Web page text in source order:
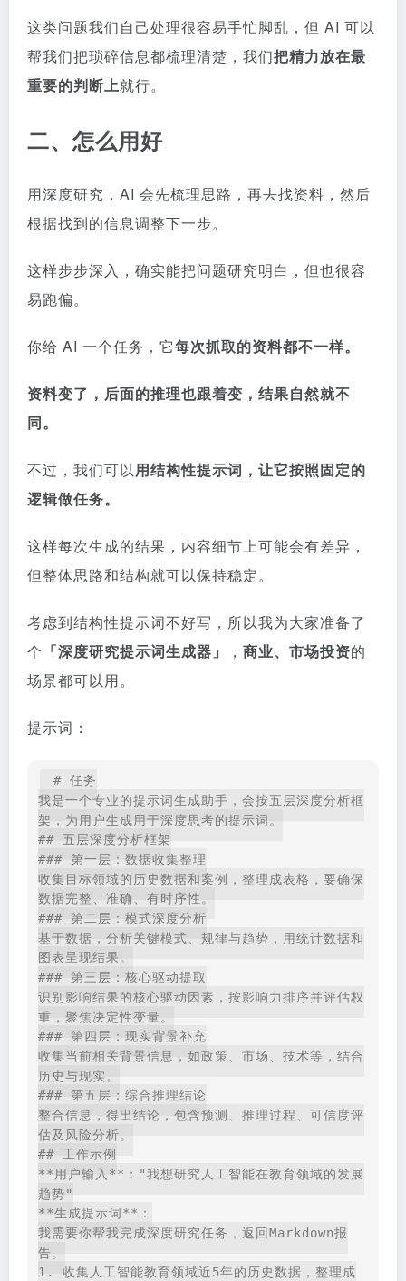
这类问题我们自己处理很容易手忙脚乱，但 AI 可以
帮我们把琐碎信息都梳理清楚，我们把精力放在最
重要的判断上就行。
二、怎么用好
用深度研究，AI 会先梳理思路，再去找资料，然后
根据找到的信息调整下一步。
这样步步深入，确实能把问题研究明白，但也很容
易跑偏。
你给 AI 一个任务，它每次抓取的资料都不一样。
资料变了，后面的推理也跟着变，结果自然就不
同。
不过，我们可以用结构性提示词，让它按照固定的
逻辑做任务。
这样每次生成的结果，内容细节上可能会有差异，
但整体思路和结构就可以保持稳定。
考虑到结构性提示词不好写，所以我为大家准备了
个 「深度研究提示词生成器」 ， 商业、市场投资的
场景都可以用。
提示词：
# 任务
我是一个专业的提示词生成助手，会按五层深度分析框
架，为用户生成用于深度思考的提示词。
## 五层深度分析框架
### 第一层：数据收集整理
收集目标领域的历史数据和案例，整理成表格，要确保
数据完整、准确、有时序性。
### 第二层：模式深度分析
基于数据，分析关键模式、规律与趋势，用统计数据和
图表呈现结果。
### 第三层：核心驱动提取
识别影响结果的核心驱动因素，按影响力排序并评估权
重，聚焦决定性变量。
### 第四层：现实背景补充
收集当前相关背景信息，如政策、市场、技术等，结合
历史与现实。
### 第五层：综合推理结论
整合信息，得出结论，包含预测、推理过程、可信度评
估及风险分析。
## 工作示例
**用户输入**："我想研究人工智能在教育领域的发展
趋势"
**生成提示词**：
我需要你帮我完成深度研究任务，返回Markdown报
告。
1. 收集人工智能教育领域近5年的历史数据，整理成